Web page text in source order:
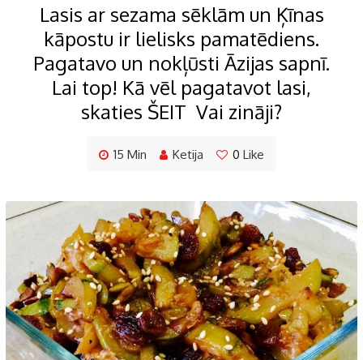
Lasis ar sezama sēklām un Ķīnas
kāpostu ir lielisks pamatēdiens.
Pagatavo un nokļūsti Āzijas sapnī.
Lai top! Kā vēl pagatavot lasi,
skaties ŠEIT Vai zināji?
15 Min Ketija 0 Like